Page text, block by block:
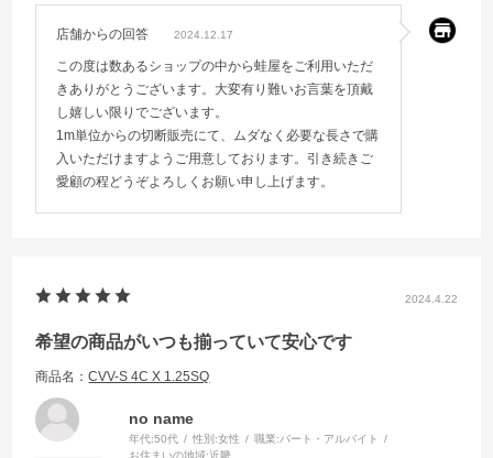
店舗からの回答 2024.12.17
この度は数あるショップの中から蛙屋をご利用いただ
きありがとうございます。大変有り難いお言葉を頂戴
し嬉しい限りでございます。
1m単位からの切断販売にて、ムダなく必要な長さで購
入いただけますようご用意しております。引き続きご
愛顧の程どうぞよろしくお願い申し上げます。
2024.4.22
希望の商品がいつも揃っていて安心です
商品名：CVV-S 4C X 1.25SQ
no name
年代:50代 性別:女性 職業:パート・アルバイト
お住まいの地域:近畿